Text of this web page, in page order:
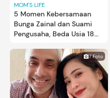
MOM'S LIFE
5 Momen Kebersamaan
Bunga Zainal dan Suami
Pengusaha, Beda Usia 18
7 Foto